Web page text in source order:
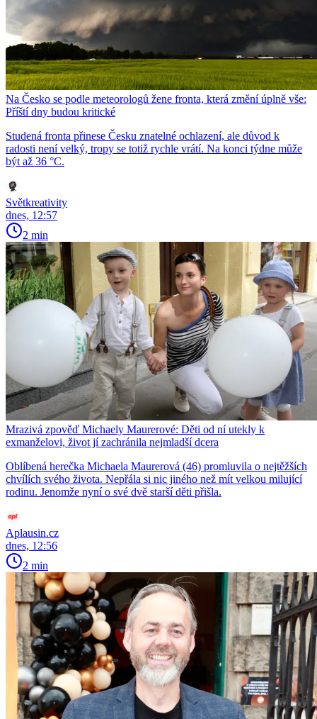
Na Česko se podle meteorologů žene fronta, která změní úplně vše:
Příští dny budou kritické
Studená fronta přinese Česku znatelné ochlazení, ale důvod k
radosti není velký, tropy se totiž rychle vrátí. Na konci týdne může
být až 36 °C.
Světkreativity
dnes, 12:57
2 min
Mrazivá zpověď Michaely Maurerové: Děti od ní utekly k
exmanželovi, život jí zachránila nejmladší dcera
Oblíbená herečka Michaela Maurerová (46) promluvila o nejtěžších
chvílích svého života. Nepřála si nic jiného než mít velkou milující
rodinu. Jenomže nyní o své dvě starší děti přišla.
Aplausin.cz
dnes, 12:56
2 min